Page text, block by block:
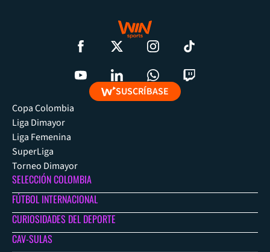
SUSCRÍBASE
Copa Colombia
Liga Dimayor
Liga Femenina
SuperLiga
Torneo Dimayor
SELECCIÓN COLOMBIA
FÚTBOL INTERNACIONAL
CURIOSIDADES DEL DEPORTE
CAV-SULAS